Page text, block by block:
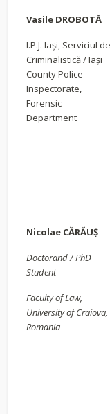
Vasile DROBOTĂ
I.P.J. Iași, Serviciul de
Criminalistică / Iași
County Police
Inspectorate,
Forensic
Department
Nicolae CĂRĂUȘ
Doctorand / PhD
Student
Faculty of Law,
University of Craiova,
Romania